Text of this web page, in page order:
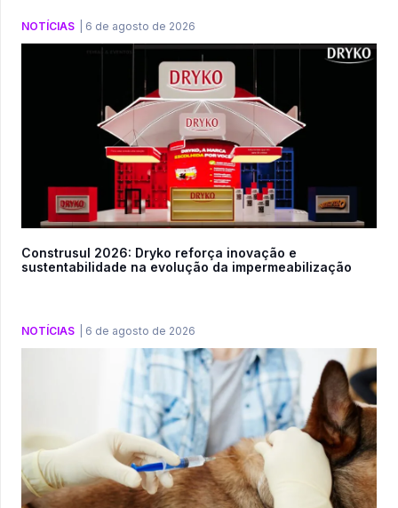
NOTÍCIAS 6 de agosto de 2026
Construsul 2026: Dryko reforça inovação e
sustentabilidade na evolução da impermeabilização
NOTÍCIAS 6 de agosto de 2026